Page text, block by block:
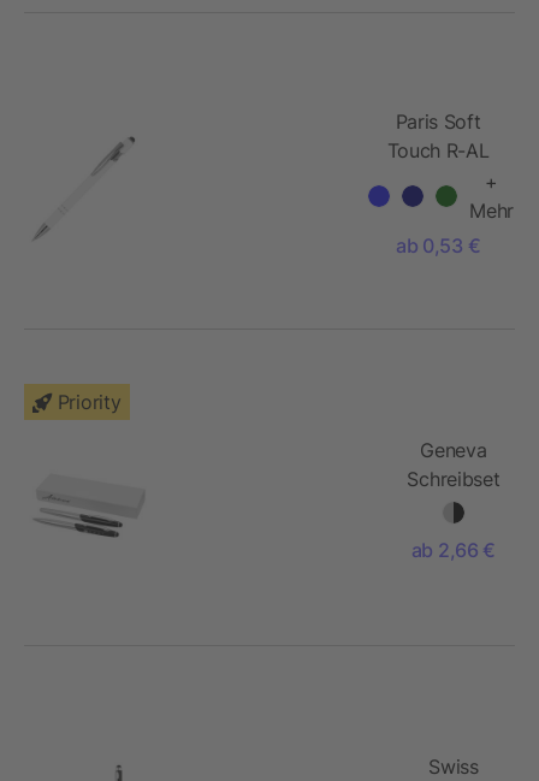
Paris Soft
Touch R-AL
blaue Tinte+
Mehr
ab 0,53 €
Priority
Geneva
Schreibset
ab 2,66 €
Swiss